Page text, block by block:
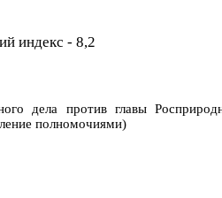
индекс - 8,2
дела против главы
полномочиями)